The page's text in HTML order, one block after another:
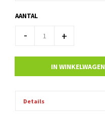
AANTAL
- +
IN WINKELWAGEN
Details